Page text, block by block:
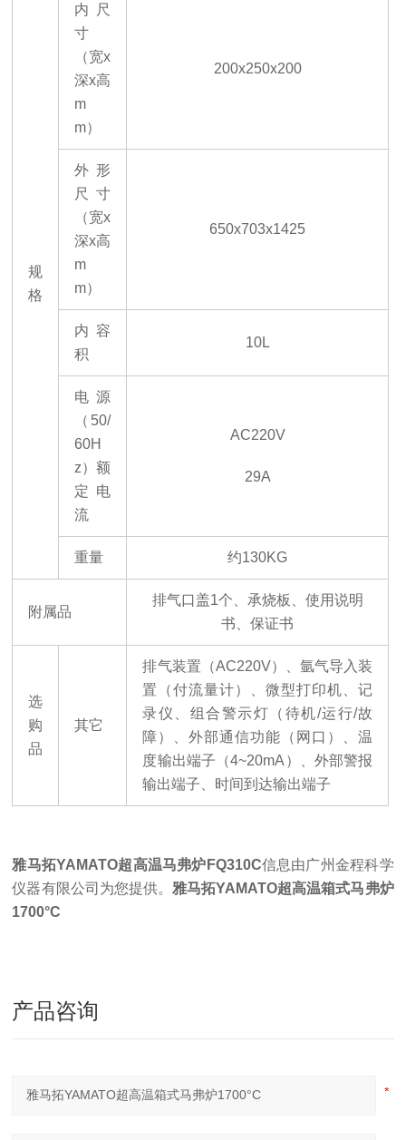
规
格
内尺
寸
（宽x
深x高
m
m）
200x250x200
外形
尺寸
（宽x
深x高
m
m）
650x703x1425
内容
积
10L
电源
（ 50/
60H
z）额
定电
流
AC220V
29A
重量 约130KG
附属品
排气口盖1个、承烧板、使用说明
书、保证书
选
购
品
其它
排气装置（AC220V）、氩气导入装
置（付流量计）、微型打印机、记
录仪、组合警示灯（待机/运行/故
障）、外部通信功能（网口）、温
度输出端子（4~20mA）、外部警报
输出端子、时间到达输出端子
雅马拓YAMATO超高温马弗炉 FQ310C信息由广州金程科学
仪器有限公司为您提供。雅马拓YAMATO超高温箱式马弗炉
1700°C
产品咨询